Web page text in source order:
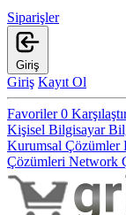
Siparişler
Giriş
Giriş Kayıt Ol
Favoriler0
Kişisel Bilgisayar
Kurumsal Çözümler
Çözümleri Network